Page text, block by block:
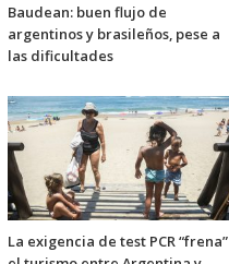
Baudean: buen flujo de
argentinos y brasileños, pese a
las dificultades
La exigencia de test PCR “frena”